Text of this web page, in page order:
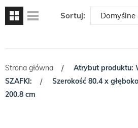
Sortuj:
Strona główna /
Atrybut produktu:
SZAFKI:
/
Szerokość 80.4 x
200.8 cm